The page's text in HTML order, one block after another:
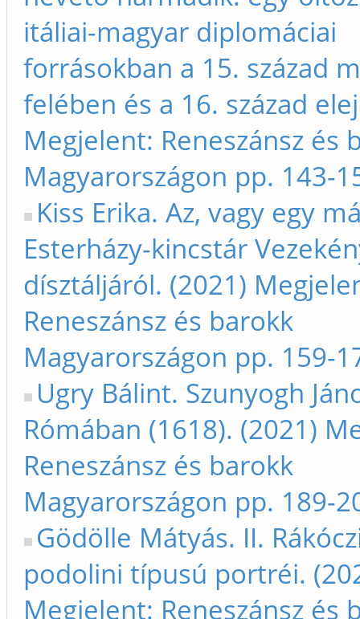
itáliai-magyar diplomáciai
forrásokban a 15. század
felében és a 16. század
Megjelent: Reneszánsz és
Magyarországon pp. 143-
Kiss Erika. Az, vagy egy
Esterházy-kincstár
dísztáljáról. (2021)
Reneszánsz és barokk
Magyarországon pp. 159-
Ugry Bálint. Szunyogh
Rómában (1618). (2021)
Reneszánsz és barokk
Magyarországon pp. 189-
Gödölle Mátyás. II.
podolini típusú portréi.
Megjelent: Reneszánsz és